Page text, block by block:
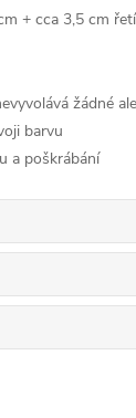
+ cca 3,5 cm
žádné
barvu
a poškrábání